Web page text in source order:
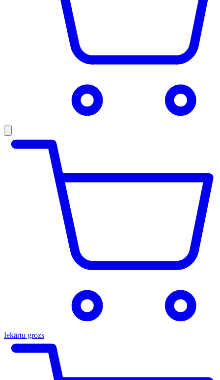
Iekārtu grozs